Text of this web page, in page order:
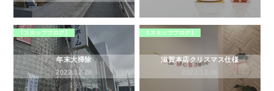
【スタッフブログ】
年末大掃除
2022.12.28
【スタッフブログ】
滋賀本店クリスマス仕様
2022.12.06